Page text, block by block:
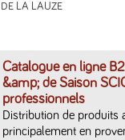
LA LAUZE
Catalogue en ligne
&amp; de Saison
professionnels
Distribution de produits
principalement en